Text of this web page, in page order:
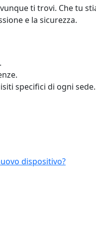
ti trovi. Che tu
e la sicurezza.
specifici di ogni sede.
dispositivo?